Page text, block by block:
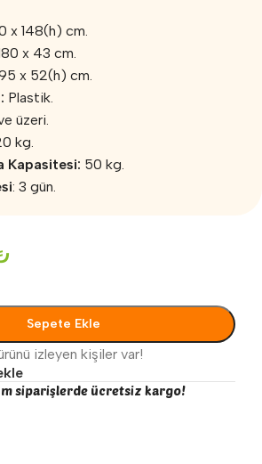
x 148(h) cm.
x 43 cm.
x 52(h) cm.
Plastik.
üzeri.
kg.
Kapasitesi: 50 kg.
: 3 gün.
Sepete Ekle
izleyen kişiler var!
siparişlerde ücretsiz kargo!